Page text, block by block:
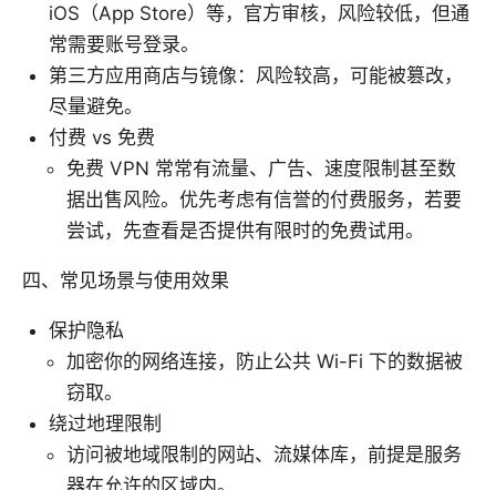
iOS（App Store）等，官方审核，风险较低，但通
常需要账号登录。
第三方应用商店与镜像：风险较高，可能被篡改，
尽量避免。
付费 vs 免费
免费 VPN 常常有流量、广告、速度限制甚至数
据出售风险。优先考虑有信誉的付费服务，若要
尝试，先查看是否提供有限时的免费试用。
四、常见场景与使用效果
保护隐私
加密你的网络连接，防止公共 Wi-Fi 下的数据被
窃取。
绕过地理限制
访问被地域限制的网站、流媒体库，前提是服务
器在允许的区域内。